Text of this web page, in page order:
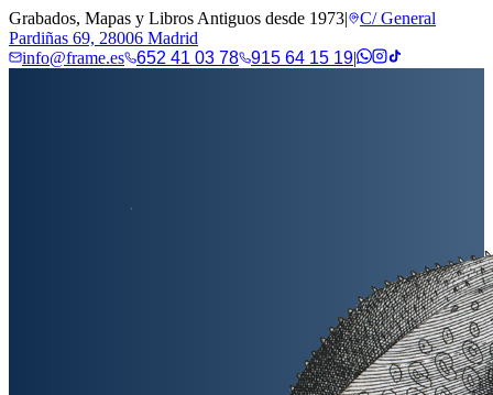
Grabados, Mapas y Libros Antiguos desde 1973|
C/ General
Pardiñas 69, 28006 Madrid
info@frame.es
652 41 03 78 915 64 15 19|